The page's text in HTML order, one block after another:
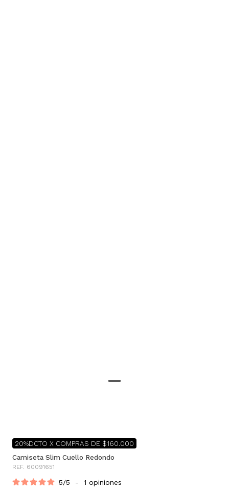
20%DCTO X COMPRAS DE $160.000
Camiseta Slim Cuello Redondo
REF. 60091651
5/5 - 1 opiniones